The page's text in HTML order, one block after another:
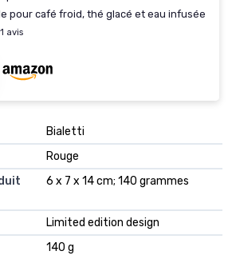
pour café froid, thé glacé et eau infusée
avis
‎Bialetti
‎Rouge
‎6 x 7 x 14 cm; 140 grammes
‎Limited edition design
‎140 g